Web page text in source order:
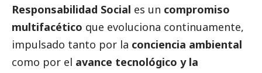
Responsabilidad Social es un compromiso
multifacético que evoluciona continuamente,
impulsado tanto por la conciencia ambiental
como por el avance tecnológico y la